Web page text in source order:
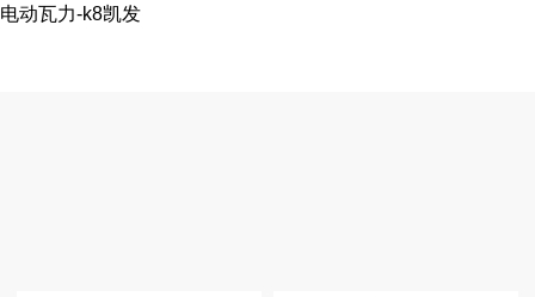
电动瓦力-k8凯发